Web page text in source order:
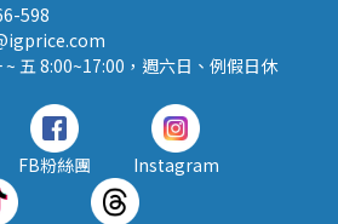
598
五 8:00~17:00，週六日、例假日休
FB粉絲團 Instagram